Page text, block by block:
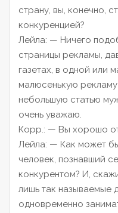
страну, вы, конечно,
конкуренцией?
Лейла: — Ничего
страницы рекламы,
газетах, в одной или
малюсенькую
небольшую статью
очень уважаю.
Корр.: — Вы хорошо
Лейла: — Как может
человек, познавший
конкурентом? И,
лишь так называемые
одновременно